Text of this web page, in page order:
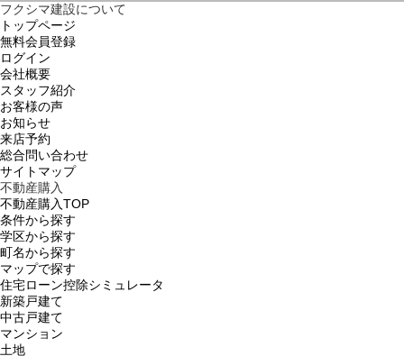
フクシマ建設について
トップページ
無料会員登録
ログイン
会社概要
スタッフ紹介
お客様の声
お知らせ
来店予約
総合問い合わせ
サイトマップ
不動産購入
不動産購入TOP
条件から探す
学区から探す
町名から探す
マップで探す
住宅ローン控除シミュレータ
新築戸建て
中古戸建て
マンション
土地